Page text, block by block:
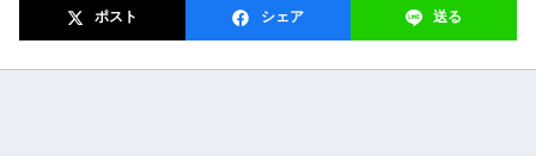
ポスト シェア 送る